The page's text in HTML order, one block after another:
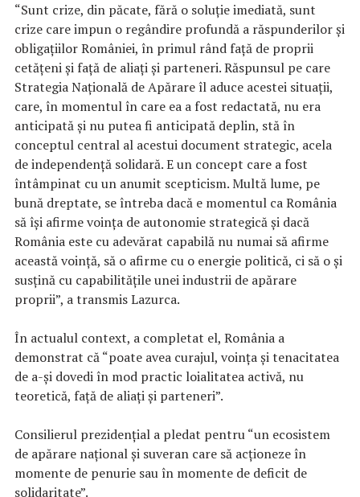
“Sunt crize, din păcate, fără o soluţie imediată, sunt
crize care impun o regândire profundă a răspunderilor şi
obligaţiilor României, în primul rând faţă de proprii
cetăţeni şi faţă de aliaţi şi parteneri. Răspunsul pe care
Strategia Naţională de Apărare îl aduce acestei situaţii,
care, în momentul în care ea a fost redactată, nu era
anticipată şi nu putea fi anticipată deplin, stă în
conceptul central al acestui document strategic, acela
de independenţă solidară. E un concept care a fost
întâmpinat cu un anumit scepticism. Multă lume, pe
bună dreptate, se întreba dacă e momentul ca România
să îşi afirme voinţa de autonomie strategică şi dacă
România este cu adevărat capabilă nu numai să afirme
această voinţă, să o afirme cu o energie politică, ci să o şi
susţină cu capabilităţile unei industrii de apărare
proprii”, a transmis Lazurca.
În actualul context, a completat el, România a
demonstrat că “poate avea curajul, voinţa şi tenacitatea
de a-şi dovedi în mod practic loialitatea activă, nu
teoretică, faţă de aliaţi şi parteneri”.
Consilierul prezidenţial a pledat pentru “un ecosistem
de apărare naţional şi suveran care să acţioneze în
momente de penurie sau în momente de deficit de
solidaritate”.